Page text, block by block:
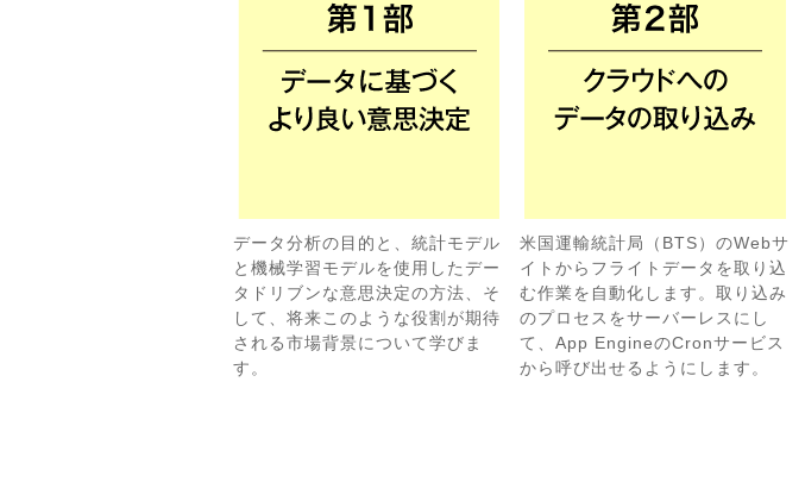
データ分析の目的と、統計モデル
と機械学習モデルを使用したデー
タドリブンな意思決定の方法、そ
して、将来このような役割が期待
される市場背景について学びま
す。
米国運輸統計局（BTS）のWebサ
イトからフライトデータを取り込
む作業を自動化します。取り込み
のプロセスをサーバーレスにし
て、App EngineのCronサービス
から呼び出せるようにします。